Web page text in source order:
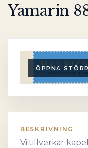
Yamarin
ÖPPNA
BESKRIVNING
Vi tillverkar